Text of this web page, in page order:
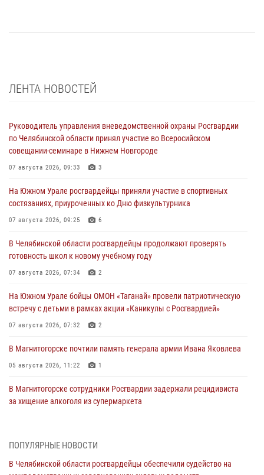
ЛЕНТА НОВОСТЕЙ
Руководитель управления вневедомственной охраны Росгвардии
по Челябинской области принял участие во Всеросийском
совещании-семинаре в Нижнем Новгороде
07 августа 2026, 09:33 3
На Южном Урале росгвардейцы приняли участие в спортивных
состязаниях, приуроченных ко Дню физкультурника
07 августа 2026, 09:25 6
В Челябинской области росгвардейцы продолжают проверять
готовность школ к новому учебному году
07 августа 2026, 07:34 2
На Южном Урале бойцы ОМОН «Таганай» провели патриотическую
встречу с детьми в рамках акции «Каникулы с Росгвардией»
07 августа 2026, 07:32 2
В Магнитогорске почтили память генерала армии Ивана Яковлева
05 августа 2026, 11:22 1
В Магнитогорске сотрудники Росгвардии задержали рецидивиста
за хищение алкоголя из супермаркета
На Южном Урале спецназ Росгвардии провел военно-полевые
ПОПУЛЯРНЫЕ НОВОСТИ
В Челябинской области росгвардейцы обеспечили судейство на